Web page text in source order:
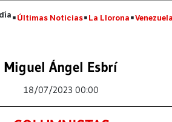
Últimas Noticias La Llorona Venezuela
Miguel Ángel Esbrí
18/07/2023 00:00